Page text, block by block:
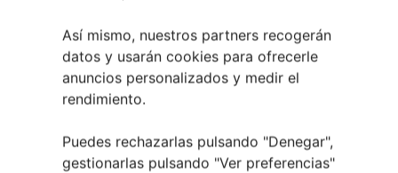
Así mismo, nuestros partners recogerán
datos y usarán cookies para ofrecerle
anuncios personalizados y medir el
rendimiento.
Puedes rechazarlas pulsando "Denegar",
gestionarlas pulsando "Ver preferencias"
Berete Rock 2026 | Festival de Rock de
Chapela
28 julio, 2026
Noticias de Ourenseplan
julio, 2026
Verano Cultural de Seixalbo 2026 31 mayo,